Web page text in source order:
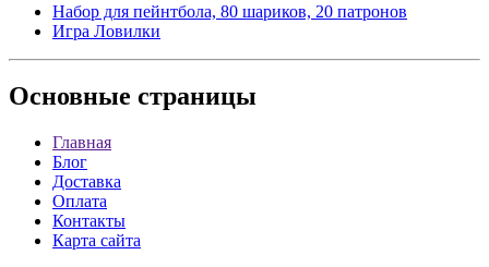
Набор для пейнтбола, 80 шариков, 20 патронов
Игра Ловилки
Основные страницы
Главная
Блог
Доставка
Оплата
Контакты
Карта сайта